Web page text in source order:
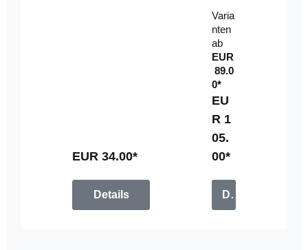
EUR 34.00*
Details
el
mi
t
Fe
rn
be
di
en
u
n
g
Varia
nten
ab
EUR
89.0
0*
EU
R 1
05.
00*
Details